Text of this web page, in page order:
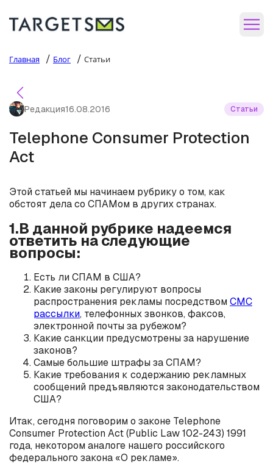
Главная / Блог / Статьи
Редакция16.08.2016 Статьи
Telephone Consumer Protection
Act
Этой статьей мы начинаем рубрику о том, как
обстоят дела со СПАМом в других странах.
1.В данной рубрике надеемся
ответить на следующие
вопросы:
Есть ли СПАМ в США?
Какие законы регулируют вопросы
распространения рекламы посредствомСМС
рассылки, телефонных звонков, факсов,
электронной почты за рубежом?
Какие санкции предусмотрены за нарушение
законов?
Самые большие штрафы за СПАМ?
Какие требования к содержанию рекламных
сообщений предъявляются законодательством
США?
Итак, сегодня поговорим о законе Telephone
Consumer Protection Act (Public Law 102-243) 1991
года, некотором аналоге нашего российского
федерального закона «О рекламе».